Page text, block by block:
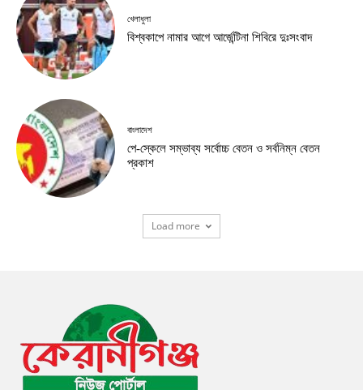
খেলাধুলা
বিশ্বকাপে নামার আগে আর্জেন্টিনা শিবিরে দুঃসংবাদ
বাংলাদেশ
পে-স্কেলে সম্ভাব্য সর্বোচ্চ বেতন ও সর্বনিম্ন বেতন
প্রকাশ
Load more